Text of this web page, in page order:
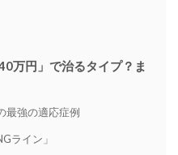
万円」で治るタイプ？ま
最強の適応症例
ライン」